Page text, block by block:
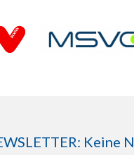
Keine